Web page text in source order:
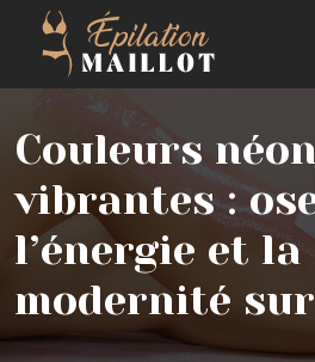
Couleurs néon
vibrantes :
l’énergie et la
modernité